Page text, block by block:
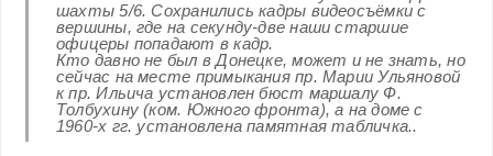
шахты 5/6. Сохранились кадры видеосъёмки с
вершины, где на секунду-две наши старшие
офицеры попадают в кадр.
Кто давно не был в Донецке, может и не знать, но
сейчас на месте примыкания пр. Марии Ульяновой
к пр. Ильича установлен бюст маршалу Ф.
Толбухину (ком. Южного фронта), а на доме с
1960-х гг. установлена памятная табличка..